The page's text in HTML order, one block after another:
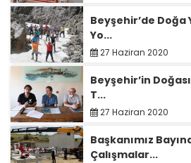
Beyşehir’de
Yo...
27 Haziran 2020
Beyşehir’in
T...
27 Haziran 2020
Başkanımız
Çalışmalar...